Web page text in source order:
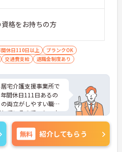
制♪
ォロー
ックアップ
援あり
環境です
しやすい！
能
り
ッタリです
格をお持ちの方
休日110日以上
ブランクOK
交通費支給 退職金制度あり
宅介護支援事業所で
間休日111日あるの
両立がしやすい職場
ているので、しっか
です♪ご興味のある
ますのでご気軽にお
無料 紹介してもらう